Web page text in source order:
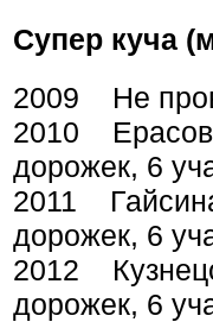
Супер куча
2009 Не
2010
дорожек, 6
2011
дорожек, 6
2012
дорожек, 6